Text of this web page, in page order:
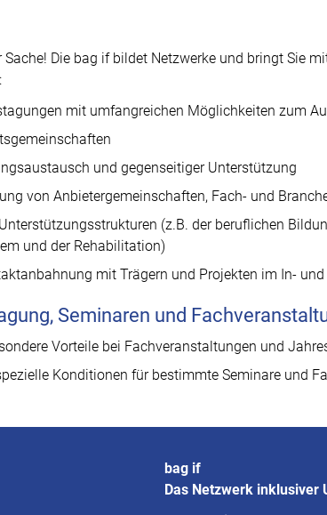
Sache! Die bag if bildet Netzwerke und bringt Sie
mit umfangreichen Möglichkeiten zum
und gegenseitiger Unterstützung
von Anbietergemeinschaften, Fach- und
(z.B. der beruflichen
und der Rehabilitation)
mit Trägern und Projekten im In-
Seminaren und
Vorteile bei Fachveranstaltungen und
Konditionen für bestimmte Seminare und
bag if
Das Netzwerk inklusiver